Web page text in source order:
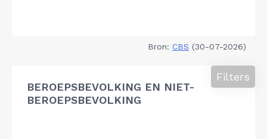
Bron: CBS (30-07-2026)
BEROEPSBEVOLKING EN NIET-
BEROEPSBEVOLKING
Filters